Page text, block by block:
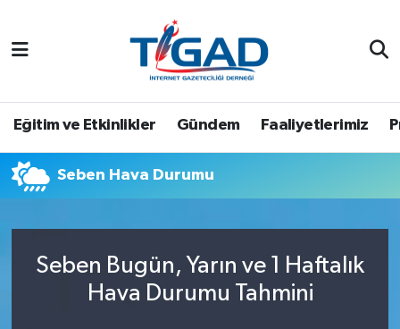
Eğitim ve Etkinlikler Gündem Faaliyetlerimiz
Seben Hava Durumu
Seben Bugün, Yarın ve 1 Haftalık
Hava Durumu Tahmini
Nöbetçi Eczaneler
Tüm Manşetler